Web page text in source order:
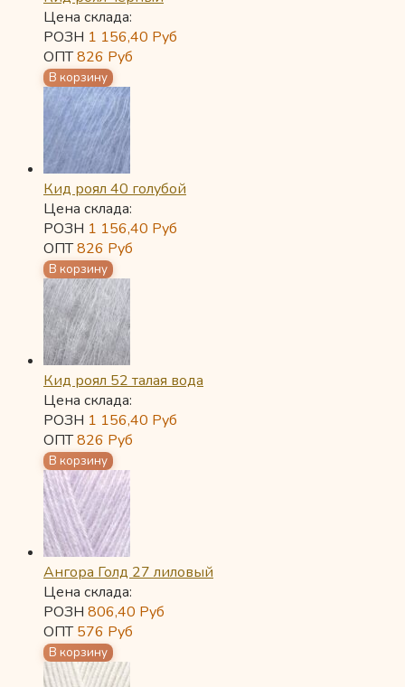
Цена склада:
РОЗН 1 156,40 Руб
ОПТ826 Руб
Кид роял 40 голубой
Цена склада:
РОЗН 1 156,40 Руб
ОПТ826 Руб
Кид роял 52 талая вода
Цена склада:
РОЗН 1 156,40 Руб
ОПТ826 Руб
Ангора Голд 27 лиловый
Цена склада:
РОЗН 806,40 Руб
ОПТ576 Руб